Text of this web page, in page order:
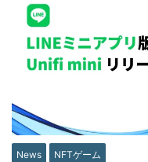
News NFTゲーム